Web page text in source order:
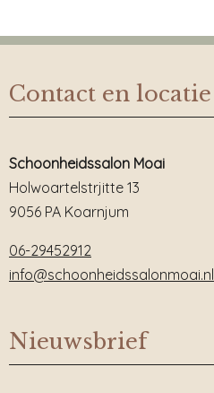
Contact en locatie
Schoonheidssalon Moai
Holwoartelstrjitte 13
9056 PA Koarnjum
06-29452912
info@schoonheidssalonmoai.nl
Nieuwsbrief